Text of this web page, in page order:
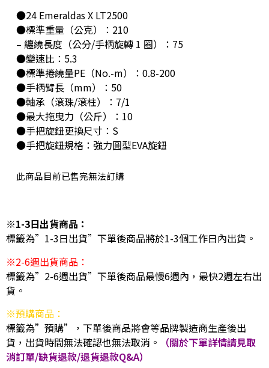
●24 Emeraldas X LT2500
●標準重量（公克）：210
– 纏繞長度（公分/手柄旋轉 1 圈）：75
●變速比：5.3
●標準捲繞量PE（No.-m）：0.8-200
●手柄臂長（mm）：50
●軸承（滾珠/滾柱）：7/1
●最大拖曳力（公斤）：10
●手把旋鈕更換尺寸：S
●手把旋鈕規格：強力圓型EVA旋鈕
此商品目前已售完無法訂購
※1-3日出貨商品：
標籤為”1-3日出貨”下單後商品將於1-3個工作日內出貨。
※2-6週出貨商品：
標籤為”2-6週出貨”下單後商品最慢6週內，最快2週左右出
貨。
※預購商品：
標籤為”預購”，下單後商品將會等品牌製造商生產後出
貨，出貨時間無法確認也無法取消。
（關於下單詳情請見取
消訂單/缺貨退款/退貨退款Q&A）